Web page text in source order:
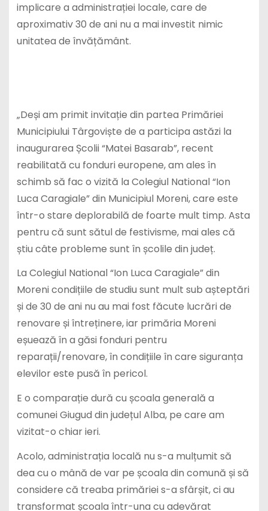
implicare a administrației locale, care de
aproximativ 30 de ani nu a mai investit nimic
unitatea de învățământ.
„Deși am primit invitație din partea Primăriei
Municipiului Târgoviște de a participa astăzi la
inaugurarea Școlii “Matei Basarab”, recent
reabilitată cu fonduri europene, am ales în
schimb să fac o vizită la Colegiul National “Ion
Luca Caragiale” din Municipiul Moreni, care este
într-o stare deplorabilă de foarte mult timp. Asta
pentru că sunt sătul de festivisme, mai ales că
știu câte probleme sunt în școlile din județ.
La Colegiul National “Ion Luca Caragiale” din
Moreni condițiile de studiu sunt mult sub așteptări
și de 30 de ani nu au mai fost făcute lucrări de
renovare și întreținere, iar primăria Moreni
eșuează în a găsi fonduri pentru
reparații/renovare, în condițiile în care siguranța
elevilor este pusă în pericol.
E o comparație dură cu școala generală a
comunei Giugud din județul Alba, pe care am
vizitat-o chiar ieri.
Acolo, administrația locală nu s-a mulțumit să
dea cu o mână de var pe școala din comună și să
considere că treaba primăriei s-a sfârșit, ci au
transformat școala într-una cu adevărat